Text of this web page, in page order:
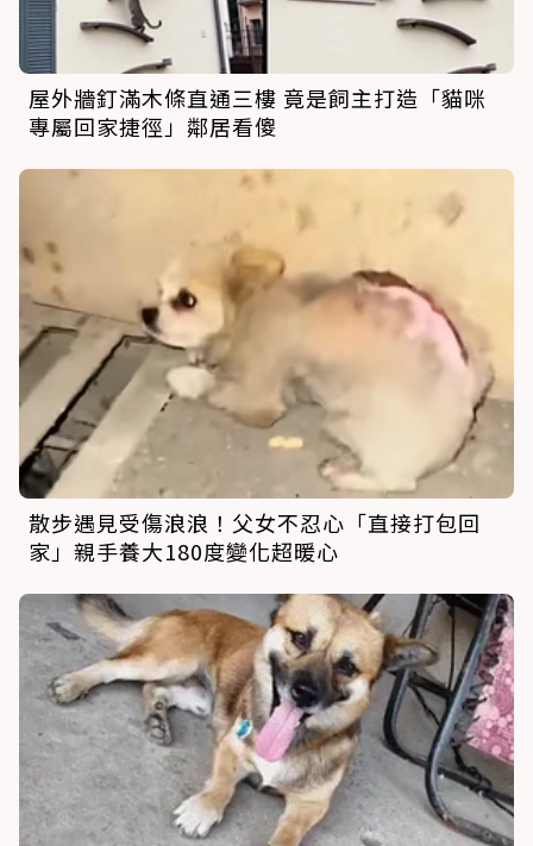
屋外牆釘滿木條直通三樓 竟是飼主打造「貓咪
專屬回家捷徑」鄰居看傻
散步遇見受傷浪浪！父女不忍心「直接打包回
家」親手養大180度變化超暖心